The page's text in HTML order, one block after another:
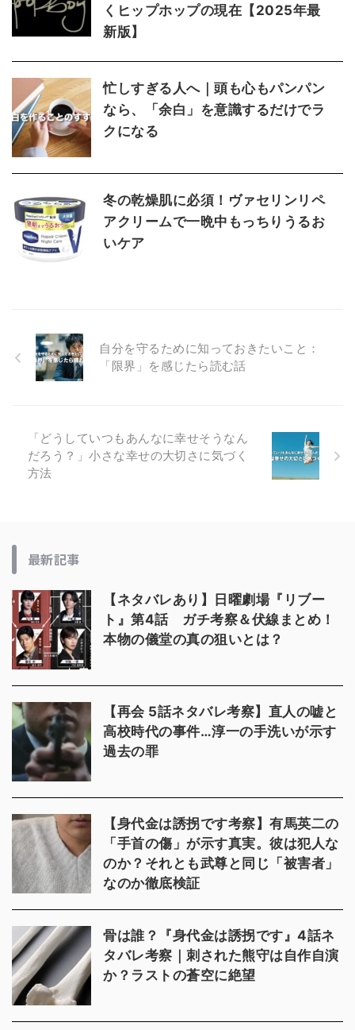
くヒップホップの現在【2025年最
新版】
忙しすぎる人へ｜頭も心もパンパン
なら、「余白」を意識するだけでラ
クになる
冬の乾燥肌に必須！ヴァセリンリペ
アクリームで一晩中もっちりうるお
いケア
自分を守るために知っておきたいこと：
「限界」を感じたら読む話
「どうしていつもあんなに幸せそうなん
だろう？」小さな幸せの大切さに気づく
方法
最新記事
【ネタバレあり】日曜劇場『リブー
ト』第4話 ガチ考察＆伏線まとめ！
本物の儀堂の真の狙いとは？
【再会 5話ネタバレ考察】直人の嘘と
高校時代の事件…淳一の手洗いが示す
過去の罪
【身代金は誘拐です考察】有馬英二の
「手首の傷」が示す真実。彼は犯人な
のか？それとも武尊と同じ「被害者」
なのか徹底検証
骨は誰？『身代金は誘拐です』4話ネ
タバレ考察｜刺された熊守は自作自演
か？ラストの蒼空に絶望